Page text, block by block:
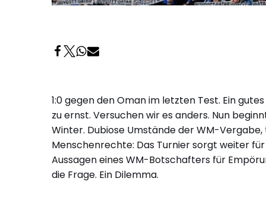
1:0 gegen den Oman im letzten Test. Ein
zu ernst. Versuchen wir es anders. Nun
Winter. Dubiose Umstände der WM-
Menschenrechte: Das Turnier sorgt weiter
Aussagen eines WM-Botschafters für
die Frage. Ein Dilemma.